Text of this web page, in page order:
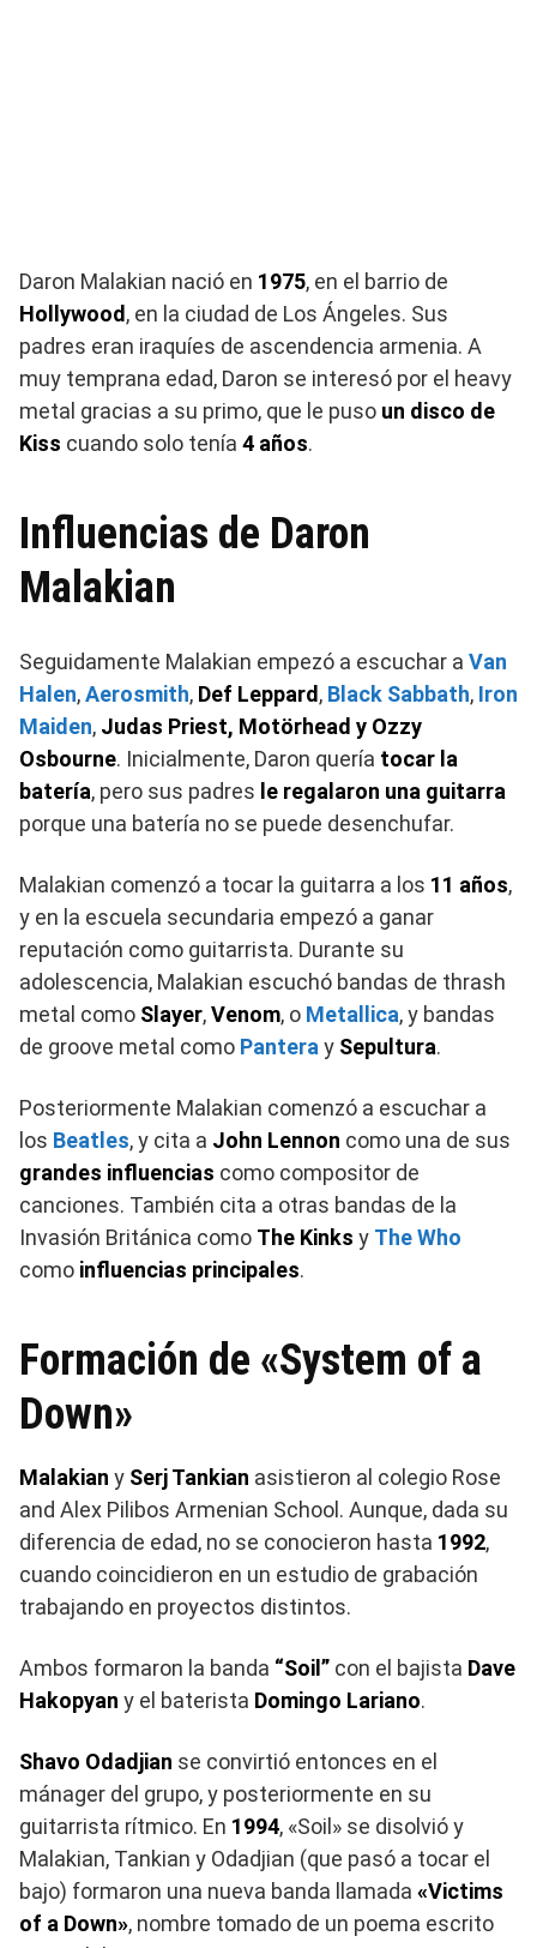
Daron Malakian nació en 1975, en el barrio de
Hollywood , en la ciudad de Los Ángeles. Sus
padres eran iraquíes de ascendencia armenia. A
muy temprana edad, Daron se interesó por el heavy
metal gracias a su primo, que le puso un disco de
Kiss cuando solo tenía 4 años.
Influencias de Daron
Malakian
Seguidamente Malakian empezó a escuchar a Van
Halen,Aerosmith, Def Leppard , Black Sabbath, Iron
Maiden, Judas Priest, Motörhead y Ozzy
Osbourne. Inicialmente, Daron quería tocar la
batería, pero sus padres le regalaron una guitarra
porque una batería no se puede desenchufar.
Malakian comenzó a tocar la guitarra a los 11 años,
y en la escuela secundaria empezó a ganar
reputación como guitarrista. Durante su
adolescencia, Malakian escuchó bandas de thrash
metal como Slayer,Venom, o Metallica, y bandas
de groove metal como Pantera y Sepultura.
Posteriormente Malakian comenzó a escuchar a
los Beatles, y cita a John Lennon como una de sus
grandes influencias como compositor de
canciones. También cita a otras bandas de la
Invasión Británica como The Kinks y The Who
como influencias principales.
Formación de «System of a
Down»
Malakian y Serj Tankian asistieron al colegio Rose
and Alex Pilibos Armenian School. Aunque, dada su
diferencia de edad, no se conocieron hasta 1992,
cuando coincidieron en un estudio de grabación
trabajando en proyectos distintos.
Ambos formaron la banda “Soil” con el bajista Dave
Hakopyan y el baterista Domingo Lariano.
Shavo Odadjian se convirtió entonces en el
mánager del grupo, y posteriormente en su
guitarrista rítmico. En 1994, «Soil» se disolvió y
Malakian, Tankian y Odadjian (que pasó a tocar el
bajo) formaron una nueva banda llamada «Victims
of a Down», nombre tomado de un poema escrito